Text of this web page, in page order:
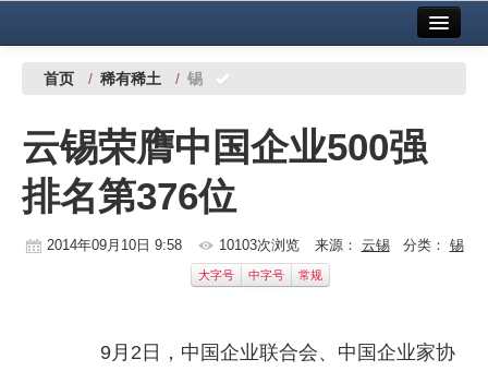
中国有色金属报社主办 广告服务
铜镍铅锌
铝
稀有稀土
首页 / 稀有稀土 / 锡
云锡荣膺中国企业500强
排名第376位
2014年09月10日 9:58 10103次浏览 来源： 云锡分类： 锡
大字号 中字号 常规
9月2日，中国企业联合会、中国企业家协